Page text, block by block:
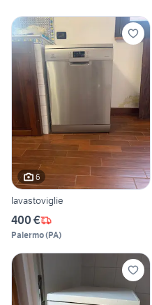
6
lavastoviglie
400 €
Palermo(PA)